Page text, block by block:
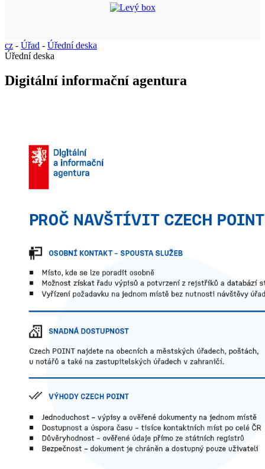
cz - Úřad - Úřední deska
Úřední deska
Digitální informační agentura